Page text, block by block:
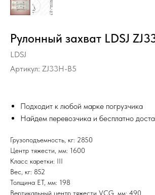
Рулонный захват LDSJ
LDSJ
Артикул: ZJ33H-B5
Подходит к любой марке погрузчика
Найдем перевозчика и бесплатно
Грузоподъемность, кг: 2850
Центр тяжести, мм: 1600
Класс каретки: III
Вес, кг: 852
Толщина ET, мм: 198
Вертикальный центр тяжести VCG, мм: 490